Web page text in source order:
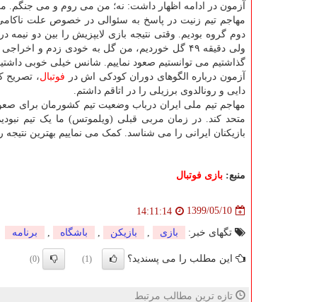
آزمون در ادامه اظهار داشت: نه؛ من می روم و می جنگم.
مهاجم تیم زنیت در پاسخ به سئوالی در خصوص علت ناکامی
دوم گروه بودیم. وقتی نتیجه بازی لایپزیش را بین دو
ولی دقیقه ۴۹ گل خوردیم، من گل به خودی زدم و
گذاشتیم می توانستیم صعود نماییم. شانس خیلی خوبی
آزمون درباره الگوهای دوران کودکی اش در فوتبال، تصریح
دایی و رونالدوی برزیلی را در اتاقم داشتم.
مهاجم تیم ملی ایران درباب وضعیت تیم کشورمان برای
متحد کند. در زمان مربی قبلی (ویلموتس) ما یک تیم
بازیکنان ایرانی را می شناسد. کمک می نماییم بهترین نتیجه
منبع: بازی فوتبال
1399/05/10
14:11:14
تگهای خبر: بازی بازیكن باشگاه برنامه
این مطلب را می پسندید؟ (1)
(0)
تازه ترین مطالب مرتبط